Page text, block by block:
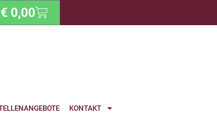
€ 0,00
KONTAKT